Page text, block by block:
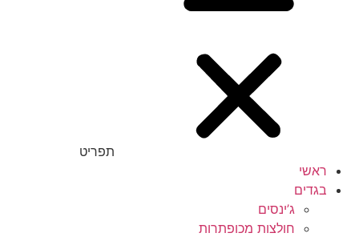
תפריט
ראשי
בגדים
ג’ינסים
חולצות מכופתרות